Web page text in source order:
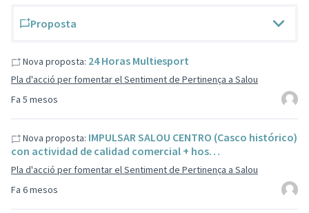
Proposta
Fa 5 mesos
Nova proposta: 24 Horas Multiesport
Pla d'acció per fomentar el Sentiment de Pertinença a Salou
Fa 6 mesos
Nova proposta: IMPULSAR SALOU CENTRO (Casco histórico)
con actividad de calidad comercial + hos…
Pla d'acció per fomentar el Sentiment de Pertinença a Salou